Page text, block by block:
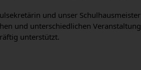
und unser
und unterschiedlichen
unterstützt.